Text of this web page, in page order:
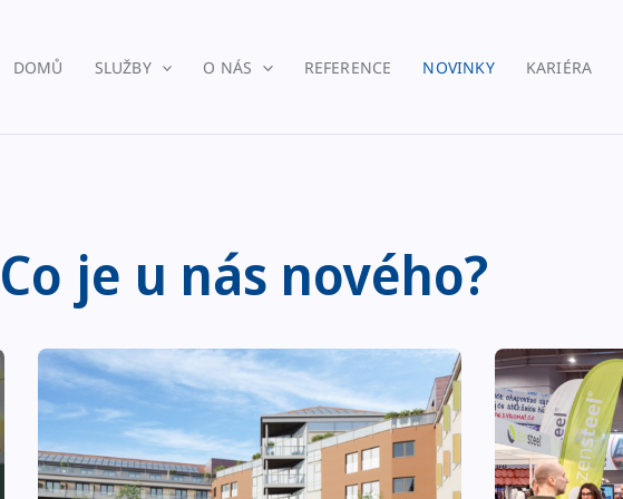
DOMŮ SLUŽBY O NÁS REFERENCE NOVINKY KARIÉRA
Co je u nás nového?